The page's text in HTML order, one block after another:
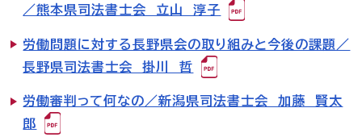
／熊本県司法書士会 立山 淳子
労働問題に対する長野県会の取り組みと今後の課題／
長野県司法書士会 掛川 哲
労働審判って何なの／新潟県司法書士会 加藤 賢太
郎